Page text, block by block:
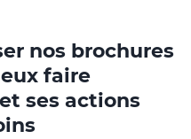
nos brochures
faire
ses actions